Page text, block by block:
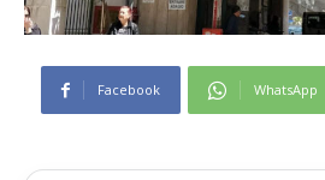
Facebook WhatsApp